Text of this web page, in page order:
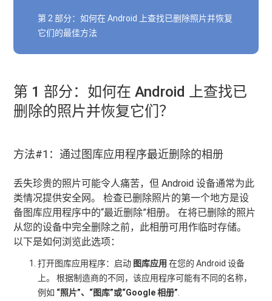
第 2 部分：如何在 Android 上查找已删除照片并恢复
它们的最佳方法
第 1 部分：如何在 Android 上查找已
删除的照片并恢复它们？
方法#1：通过图库应用程序最近删除的相册
丢失珍贵的照片可能令人痛苦，但 Android 设备通常为此
类情况提供安全网。 检查已删除照片的第一个地方是设
备图库应用程序中的“最近删除”相册。 在将已删除的照片
从您的设备中完全删除之前，此相册可用作临时存储。
以下是如何浏览此选项：
打开图库应用程序：启动 图库应用 在您的 Android 设备
上。 根据制造商的不同，该应用程序可能有不同的名称，
例如 “照片”、“图库”或“Google 相册”